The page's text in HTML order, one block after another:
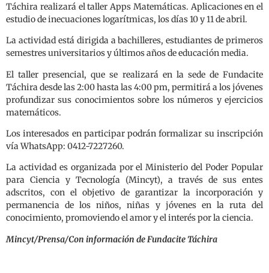
Táchira realizará el taller Apps Matemáticas. Aplicaciones en el
estudio de inecuaciones logarítmicas, los días 10 y 11 de abril.
La actividad está dirigida a bachilleres, estudiantes de primeros
semestres universitarios y últimos años de educación media.
El taller presencial, que se realizará en la sede de Fundacite
Táchira desde las 2:00 hasta las 4:00 pm, permitirá a los jóvenes
profundizar sus conocimientos sobre los números y ejercicios
matemáticos.
Los interesados en participar podrán formalizar su inscripción
vía WhatsApp: 0412-7227260.
La actividad es organizada por el Ministerio del Poder Popular
para Ciencia y Tecnología (Mincyt), a través de sus entes
adscritos, con el objetivo de garantizar la incorporación y
permanencia de los niños, niñas y jóvenes en la ruta del
conocimiento, promoviendo el amor y el interés por la ciencia.
Mincyt/Prensa/Con información de Fundacite Táchira